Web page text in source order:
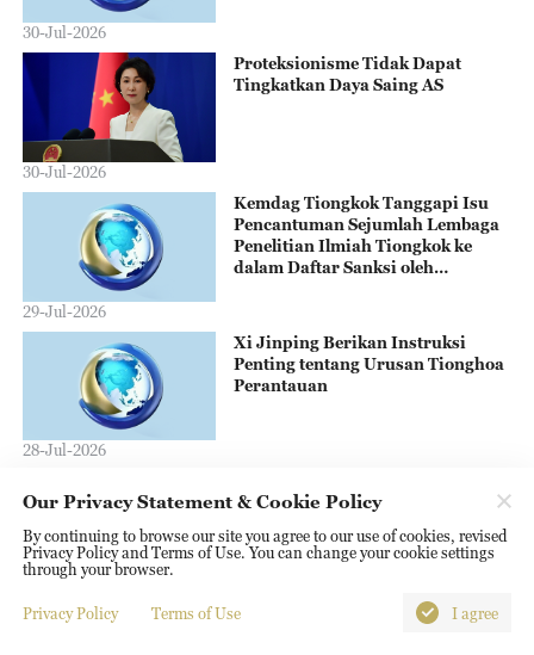
30-Jul-2026
Proteksionisme Tidak Dapat
Tingkatkan Daya Saing AS
30-Jul-2026
Kemdag Tiongkok Tanggapi Isu
Pencantuman Sejumlah Lembaga
Penelitian Ilmiah Tiongkok ke
dalam Daftar Sanksi oleh
29-Jul-2026
Xi Jinping Berikan Instruksi
Penting tentang Urusan Tionghoa
Perantauan
28-Jul-2026
Sambutan Kunjungan Presiden
Slowakia ke Tiongkok
Xi Jinping Lakukan Pembicaraan
Our Privacy Statement & Cookie Policy
By continuing to browse our site you agree to our use of cookies, revised
Privacy Policy and Terms of Use. You can change your cookie settings
through your browser.
Privacy Policy Terms of Use I agree